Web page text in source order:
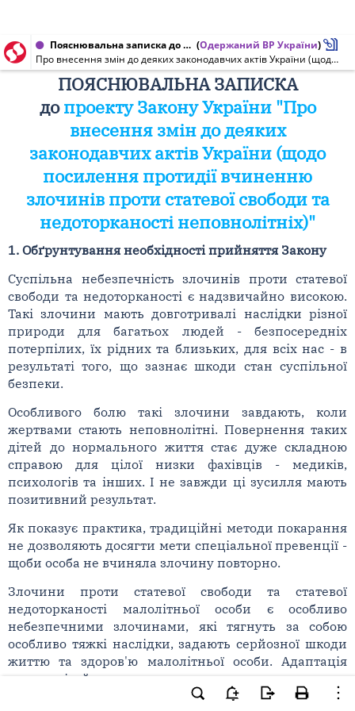
Пояснювальна записка до проекту Закону України від 21.06.2019 № 10396 (Одержаний ВР України)
Про внесення змін до деяких законодавчих актів України (щодо посилення протидії вчиненню злочинів проти статевої свободи та недоторканості неповнолітніх)